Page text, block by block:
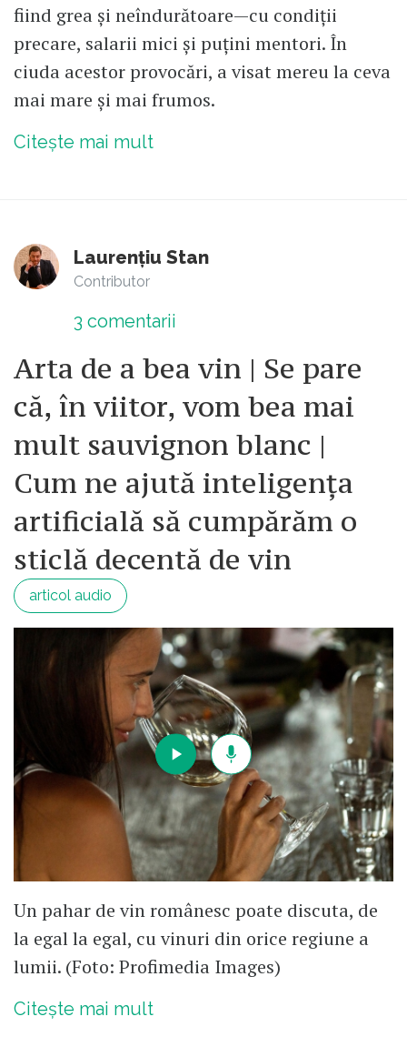
fiind grea și neîndurătoare—cu condiții
precare, salarii mici și puțini mentori. În
ciuda acestor provocări, a visat mereu la ceva
mai mare și mai frumos.
Citește mai mult
Laurențiu Stan
Contributor
3 comentarii
Arta de a bea vin | Se pare
că, în viitor, vom bea mai
mult sauvignon blanc |
Cum ne ajută inteligența
artificială să cumpărăm o
sticlă decentă de vin
articol audio
Un pahar de vin românesc poate discuta, de
la egal la egal, cu vinuri din orice regiune a
lumii. (Foto: Profimedia Images)
Citește mai mult